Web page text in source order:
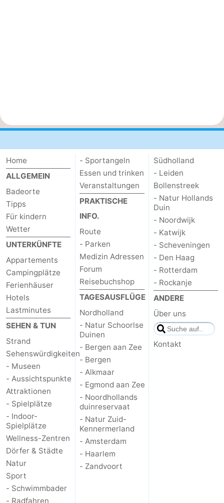
Home
ALLGEMEIN
Badeorte
Tipps
Für kindern
Wetter
UNTERKÜNFTE
Appartements
Campingplätze
Ferienhäuser
Hotels
Lastminutes
SEHEN & TUN
Strand
Sehenswürdigkeiten
- Museen
- Aussichtspunkte
Attraktionen
- Spielplätze
- Indoor-
Spielplätze
Wellness-Zentren
Dörfer & Städte
Natur
Sport
- Schwimmbader
- Radfahren
- Sportangeln
Essen und trinken
Veranstaltungen
PRAKTISCHE
INFO.
Route
- Parken
Medizin Adressen
Forum
Reisebuchshop
TAGESAUSFLÜGE
Nordholland
- Natur Schoorlse
Duinen
- Bergen aan Zee
- Bergen
- Alkmaar
- Egmond aan Zee
- Noordhollands
duinreservaat
- Natur Zuid-
Kennermerland
- Amsterdam
- Haarlem
- Zandvoort
Südholland
- Leiden
Bollenstreek
- Natur Hollands
Duin
- Noordwijk
- Katwijk
- Scheveningen
- Den Haag
- Rotterdam
- Rockanje
ANDERE
Über uns
Kontakt